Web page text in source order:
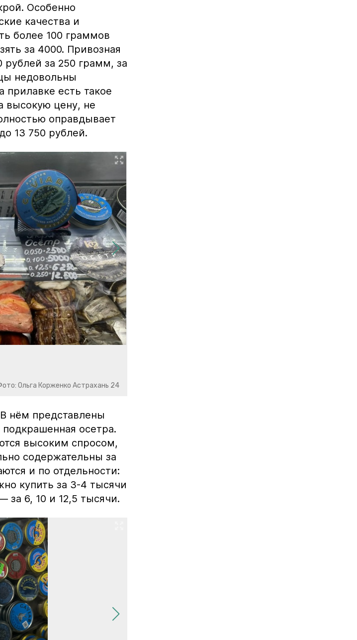
Особенно
качества и
более 100 граммов
за 4000. Привозная
рублей за 250 грамм, за
недовольны
есть такое
высокую цену, не
оправдывает
13 750 рублей.
Ольга Корженко Астрахань 24
нём представлены
осетра.
высоким спросом,
содержательны за
и по отдельности:
купить за 3-4 тысячи
6, 10 и 12,5 тысячи.